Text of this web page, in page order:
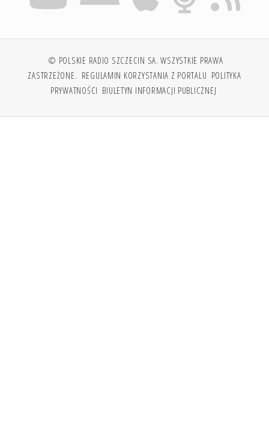
© POLSKIE RADIO SZCZECIN SA. WSZYSTKIE PRAWA
ZASTRZEŻONE. REGULAMIN KORZYSTANIA Z PORTALU POLITYKA
PRYWATNOŚCI BIULETYN INFORMACJI PUBLICZNEJ